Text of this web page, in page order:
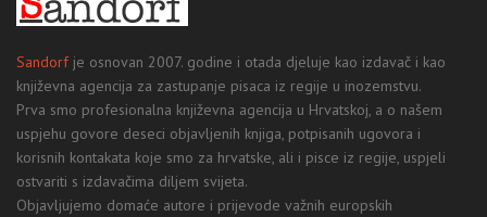
Sandorfje osnovan 2007. godine i otada djeluje kao izdavač i kao
književna agencija za zastupanje pisaca iz regije u inozemstvu.
Prva smo profesionalna književna agencija u Hrvatskoj, a o našem
uspjehu govore deseci objavljenih knjiga, potpisanih ugovora i
korisnih kontakata koje smo za hrvatske, ali i pisce iz regije, uspjeli
ostvariti s izdavačima diljem svijeta.
Objavljujemo domaće autore i prijevode važnih europskih